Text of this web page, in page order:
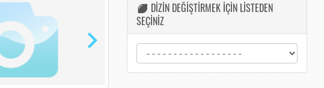
DİZİN DEĞİŞTİRMEK İÇİN LİSTEDEN
SEÇİNİZ